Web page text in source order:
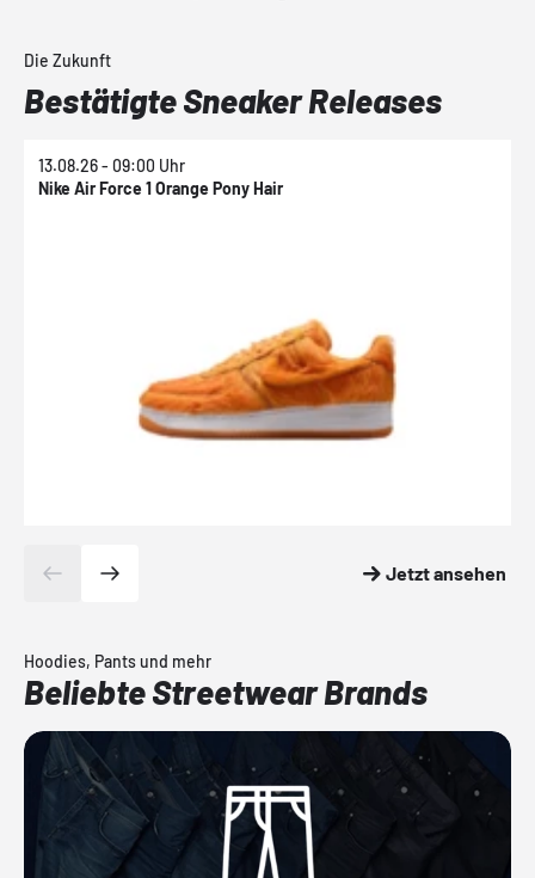
Die Zukunft
Bestätigte Sneaker Releases
13.08.26 - 09:00 Uhr
Nike Air Force 1 Orange Pony Hair
Jetzt ansehen
Hoodies, Pants und mehr
Beliebte Streetwear Brands